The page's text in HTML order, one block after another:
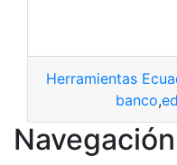
Herramientas
banco,